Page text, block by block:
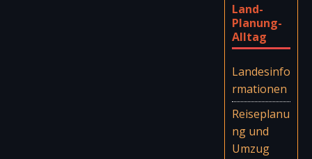
Land-
Planung-
Alltag
Landesinfo
rmationen
Reiseplanu
ng und
Umzug